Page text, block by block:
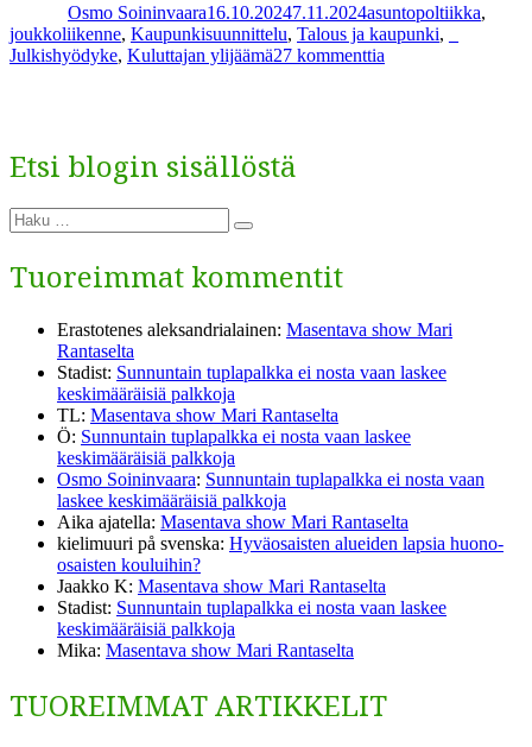
Osmo Soininvaara16.10.20247.11.2024asuntopoltiikka,
joukkoliikenne, Kaupunkisuunnittelu, Talous ja kaupunki,
Julkishyödyke, Kuluttajan ylijäämä27 kommenttia
Etsi blogin sisällöstä
Etsi:
Haku
Tuoreimmat kommentit
Erastotenes aleksandrialainen: Masentava show Mari
Rantaselta
Stadist: Sunnuntain tuplapalkka ei nosta vaan laskee
keskimääräisiä palkkoja
TL: Masentava show Mari Rantaselta
Ö: Sunnuntain tuplapalkka ei nosta vaan laskee
keskimääräisiä palkkoja
Osmo Soininvaara: Sunnuntain tuplapalkka ei nosta vaan
laskee keskimääräisiä palkkoja
Aika ajatella: Masentava show Mari Rantaselta
kielimuuri på svenska: Hyväosaisten alueiden lapsia huono-
osaisten kouluihin?
Jaakko K: Masentava show Mari Rantaselta
Stadist: Sunnuntain tuplapalkka ei nosta vaan laskee
keskimääräisiä palkkoja
Mika: Masentava show Mari Rantaselta
TUOREIMMAT ARTIKKELIT